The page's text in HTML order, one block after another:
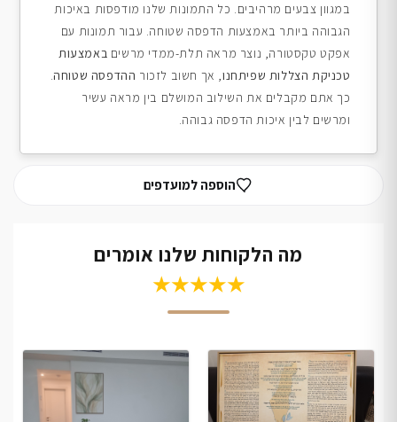
במגוון צבעים מרהיבים. כל התמונות שלנו מודפסות באיכות
הגבוהה ביותר באמצעות הדפסה שטוחה. עבור תמונות עם
אפקט טקסטורה, נוצר מראה תלת-ממדי מרשים באמצעות
טכניקת הצללות שפיתחנו, אך חשוב לזכור ההדפסה שטוחה.
כך אתם מקבלים את השילוב המושלם בין מראה עשיר
ומרשים לבין איכות הדפסה גבוהה.
הוספה למועדפים
מה הלקוחות שלנו אומרים
★★★★★